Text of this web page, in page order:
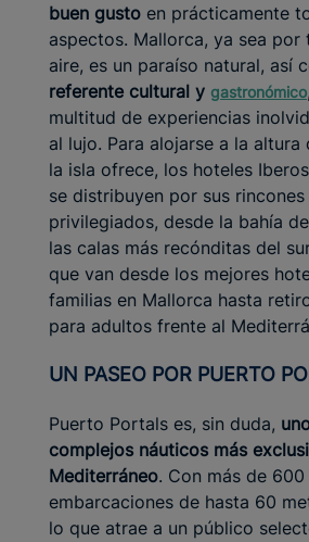
buen gusto en prácticamente
aspectos. Mallorca, ya sea por
aire, es un paraíso natural, así
referente cultural y gastronómico
multitud de experiencias
al lujo. Para alojarse a la
la isla ofrece, los hoteles
se distribuyen por sus rincones
privilegiados, desde la bahía
las calas más recónditas del
que van desde los mejores
familias en Mallorca hasta
para adultos frente al
UN PASEO POR PUERTO
Puerto Portals es, sin duda,
complejos náuticos más
Mediterráneo. Con más de
embarcaciones de hasta 60
lo que atrae a un público